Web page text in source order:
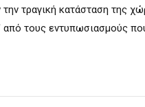
τραγική κατάσταση της
από τους εντυπωσιασμούς